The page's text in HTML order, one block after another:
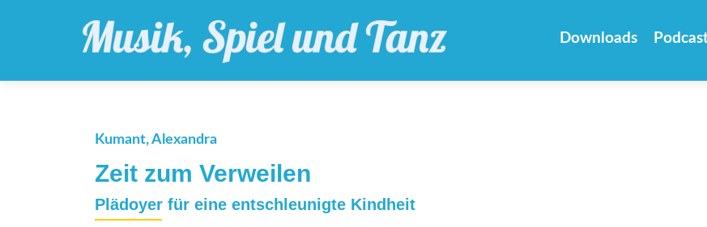
Downloads
Kumant, Alexandra
Zeit zum Verweilen
Plädoyer für eine entschleunigte Kindheit